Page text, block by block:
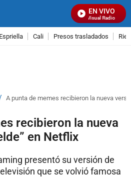
EN VIVO
Señal Visual Radio
Cali Presos trasladados
A punta de memes recibieron la nueva
recibieron la nueva
en Netflix
presentó su versión de
que se volvió famosa